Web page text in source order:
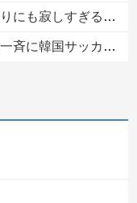
死する寸前までネグレクトした挙句……
道！」→「国際的な信用失墜の危機‥」
窃盗